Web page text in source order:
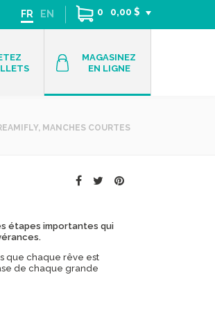
FR EN 0 0,00 $
MAGASINEZ
EN LIGNE
MANCHES COURTES
étapes importantes qui
que chaque rêve est
de chaque grande